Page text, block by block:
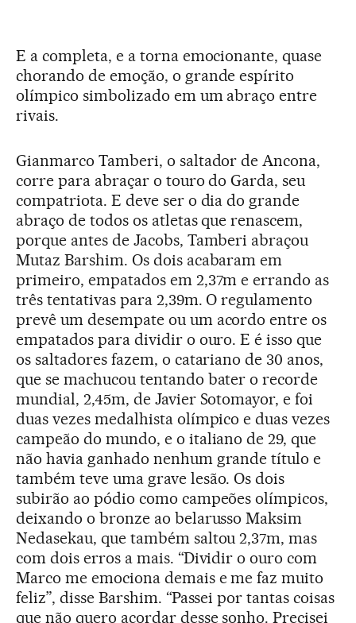
E a completa, e a torna emocionante, quase
chorando de emoção, o grande espírito
olímpico simbolizado em um abraço entre
rivais.
Gianmarco Tamberi, o saltador de Ancona,
corre para abraçar o touro do Garda, seu
compatriota. E deve ser o dia do grande
abraço de todos os atletas que renascem,
porque antes de Jacobs, Tamberi abraçou
Mutaz Barshim. Os dois acabaram em
primeiro, empatados em 2,37m e errando as
três tentativas para 2,39m. O regulamento
prevê um desempate ou um acordo entre os
empatados para dividir o ouro. E é isso que
os saltadores fazem, o catariano de 30 anos,
que se machucou tentando bater o recorde
mundial, 2,45m, de Javier Sotomayor, e foi
duas vezes medalhista olímpico e duas vezes
campeão do mundo, e o italiano de 29, que
não havia ganhado nenhum grande título e
também teve uma grave lesão. Os dois
subirão ao pódio como campeões olímpicos,
deixando o bronze ao belarusso Maksim
Nedasekau, que também saltou 2,37m, mas
com dois erros a mais. “Dividir o ouro com
Marco me emociona demais e me faz muito
feliz”, disse Barshim. “Passei por tantas coisas
que não quero acordar desse sonho. Precisei